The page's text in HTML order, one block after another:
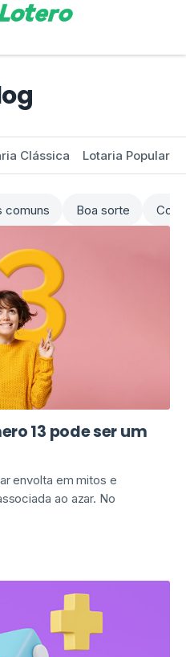
Clássica Lotaria Popular
comuns Boa sorte
13 pode ser um
envolta em mitos e
ao azar. No